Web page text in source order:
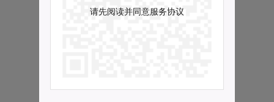
请先阅读并同意服务协议